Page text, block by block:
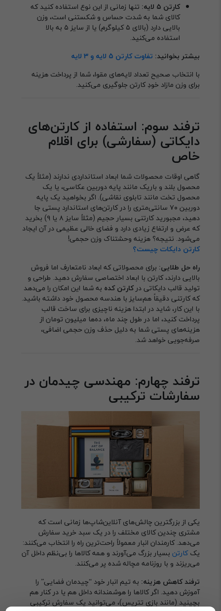
کارتن ۵ لایه:
تنها زمانی از این نوع استفاده کنید که
کالای شما به شدت حساس و شکستنی است، وزن
بالایی دارد (بالای ۵ کیلوگرم) یا از سایز ۵ به بالا
استفاده می‌کنید.
بیشتر بخوانید: تفاوت کارتن 5 لایه و 3 لایه
با انتخاب صحیح تعداد لایه‌های مقوا، شما از پرداخت هزینه
برای وزن مازاد خودِ کارتن جلوگیری می‌کنید.
ترفند سوم: استفاده از کارتن‌های
دایکاتی (سفارشی) برای اقلام
خاص
گاهی اوقات محصولات شما ابعاد استانداردی ندارند (مثلاً یک
محصول بلند و باریک مانند پایه دوربین عکاسی، یا یک
محصول تخت مانند تابلوی نقاشی). اگر بخواهید یک پایه
دوربین ۷۰ سانتی‌متری را در کارتن‌های استاندارد پستی جا
دهید، مجبورید کارتنی بسیار حجیم (مثلاً سایز ۸ یا ۹) بخرید
که عرض و ارتفاع زیادی دارد و فضای خالی عظیمی در آن ایجاد
می‌شود. نتیجه؟ هزینه وحشتناک وزن حجمی!
کارتن دایکات چیست؟
راه حل طلایی: برای محصولاتی که ابعاد نامتعارف اما فروش
بالایی دارند، کارتن با ابعاد اختصاصی سفارش دهید. طراحی و
تولید قالب دایکاتی در کارتن کده به شما این امکان را می‌دهد
که کارتنی دقیقاً هم‌سایز با هندسه محصول خود داشته باشید.
با این کار، شاید در ابتدا هزینه ناچیزی برای ساخت قالب
پرداخت کنید، اما در طول چند ماه، ده‌ها میلیون تومان از
هزینه‌های پستی شما به دلیل حذف وزن حجمی اضافی،
صرفه‌جویی خواهد شد.
ترفند چهارم: مهندسی چیدمان در
سفارشات ترکیبی
یکی از بزرگترین چالش‌های آنلاین‌شاپ‌ها زمانی است که
مشتری چندین کالای مختلف را در یک سبد خرید سفارش
می‌دهد. کارمندان انبار معمولاً راحت‌ترین راه را انتخاب می‌کنند:
یککارتن بسیار بزرگ می‌آورند و همه کالاها را بی‌نظم داخل آن
می‌ریزند و با روزنامه مچاله شده پر می‌کنند.
ترفند کاهش هزینه: به تیم انبار خود “چیدمان فضایی” را
آموزش دهید. اگر کالاها را هوشمندانه داخل هم یا در کنار هم
بچینید (مانند بازی تتریس)، می‌توانید یک سفارش ترکیبی